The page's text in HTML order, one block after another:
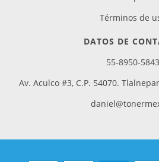
Términos de
DATOS DE
55-8950-5843
Av. Aculco #3, C.P. 54070.